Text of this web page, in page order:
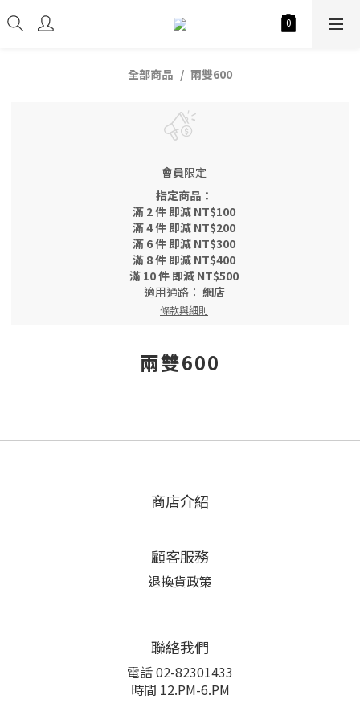
全部商品 兩雙600
會員限定
指定商品：
滿 2 件 即減 NT$100
滿 4 件 即減 NT$200
滿 6 件 即減 NT$300
滿 8 件 即減 NT$400
滿 10 件 即減 NT$500
適用通路： 網店
條款與細則
兩雙600
商店介紹
顧客服務
退換貨政策
聯絡我們
電話 02-82301433
時間 12.PM-6.PM